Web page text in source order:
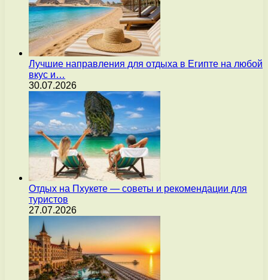
Лучшие направления для отдыха в Египте на любой
вкус и…
30.07.2026
Отдых на Пхукете — советы и рекомендации для
туристов
27.07.2026